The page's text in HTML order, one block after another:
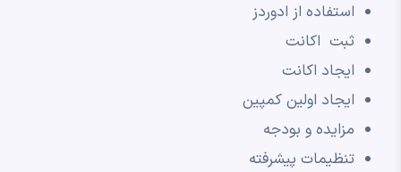
استفاده از ادوردز
ثبت اکانت
ایجاد اکانت
ایجاد اولین کمپین
مزایده و بودجه
تنظیمات پیشرفته